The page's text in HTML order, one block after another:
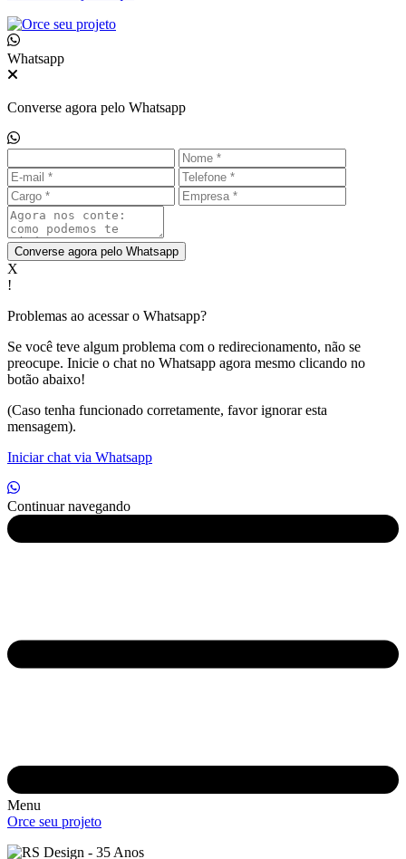
Whatsapp
Converse agora pelo Whatsapp
Converse agora pelo Whatsapp
X
!
Problemas ao acessar o Whatsapp?
Se você teve algum problema com o redirecionamento, não se
preocupe. Inicie o chat no Whatsapp agora mesmo clicando no
botão abaixo!
(Caso tenha funcionado corretamente, favor ignorar esta
mensagem).
Iniciar chat via Whatsapp
Continuar navegando
Menu
Orce seu projeto